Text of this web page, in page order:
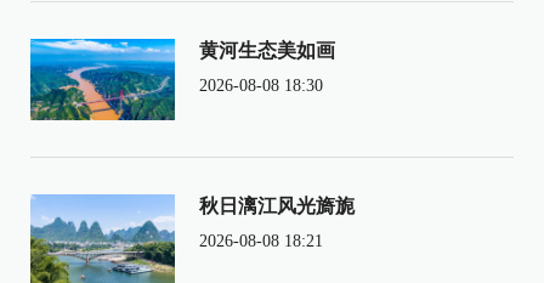
黄河生态美如画
2026-08-08 18:30
秋日漓江风光旖旎
2026-08-08 18:21